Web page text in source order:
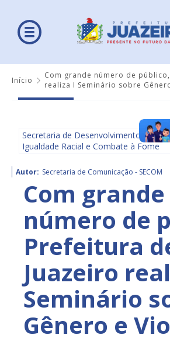
Início
Com grande número de
realiza I Seminário sobre
Secretaria de Desenvolvimento Social,
Igualdade Racial e Combate à Fome
Autor: Secretaria de Comunicação - SECOM
Com grande
número de
Prefeitura
Juazeiro
Seminário
Gênero e